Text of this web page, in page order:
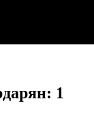
: 1